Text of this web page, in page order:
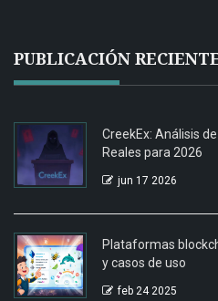
PUBLICACIÓN
CreekEx: Análisis
Reales para 2026
jun 17 2026
Plataformas
y casos de uso
feb 24 2025